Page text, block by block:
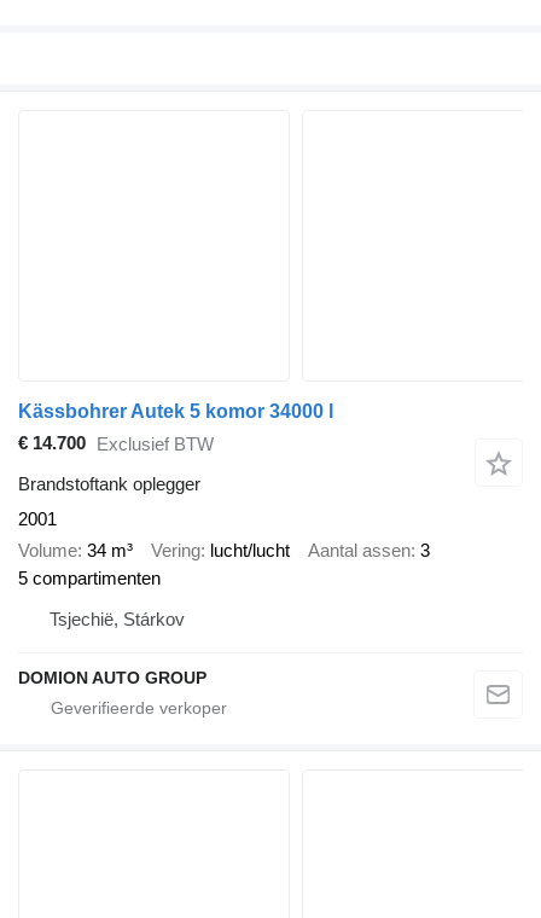
Kässbohrer Autek 5 komor 34000 l
€ 14.700 Exclusief BTW
Brandstoftank oplegger
2001
Volume 34 m³ Vering lucht/lucht Aantal assen 3
5 compartimenten
Tsjechië, Stárkov
DOMION AUTO GROUP